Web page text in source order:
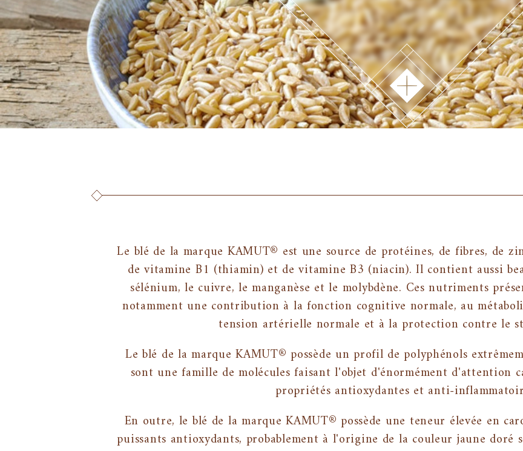
Le blé de la marque KAMUT® est une source de protéines, de fibres, de
de vitamine B1 (thiamin) et de vitamine B3 (niacin). Il contient aussi
sélénium, le cuivre, le manganèse et le molybdène. Ces nutriments
notamment une contribution à la fonction cognitive normale, au
tension artérielle normale et à la protection contre le
Le blé de la marque KAMUT® possède un profil de polyphénols
sont une famille de molécules faisant l'objet d'énormément d'attention
propriétés antioxydantes et anti-
En outre, le blé de la marque KAMUT® possède une teneur élevée en
puissants antioxydants, probablement à l'origine de la couleur jaune